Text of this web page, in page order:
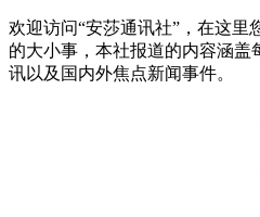
欢迎访问“安莎通讯社”，在这里
的大小事，本社报道的内容涵盖
讯以及国内外焦点新闻事件。